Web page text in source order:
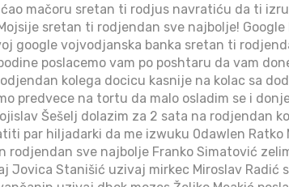
ćao mačoru sretan ti rodjus navratiću da ti
sretan ti rodjendan sve najbolje! Google
google vojvodjanska banka sretan ti
poslacemo vam po poshtaru da vam
kolega docicu kasnije na kolac sa
predvece na tortu da malo osladim se i
Šešelj dolazim za 2 sata na rodjendan
par hiljadarki da me izwuku 0dawlen
rodjendan sve najbolje Franko Simatović
Jovica Stanišić uzivaj mirkec Miroslav Radić